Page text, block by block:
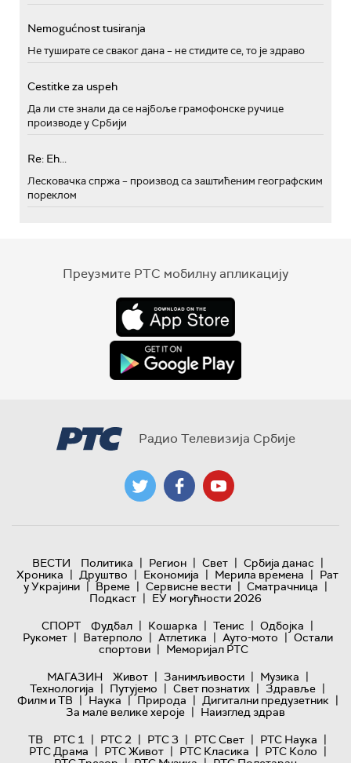
Nemogućnost tusiranja
Не туширате се сваког дана – не стидите се, то је здраво
Cestitke za uspeh
Да ли сте знали да се најбоље грамофонске ручице
производе у Србији
Re: Eh...
Лесковачка спржа – производ са заштићеним географским
пореклом
Преузмите РТС мобилну апликацију
Радио Телевизија Србије
ВЕСТИ Политика | Регион | Свет | Србија данас |
Хроника | Друштво | Економија | Мерила времена | Рат
у Украјини | Време | Сервисне вести | Сматрачница |
Подкаст | ЕУ могућности 2026
СПОРТ
Фудбал | Кошарка | Тенис | Одбојка |
Рукомет | Ватерполо | Атлетика | Ауто-мото | Остали
спортови | Меморијал РТС
МАГАЗИН
Живот | Занимљивости | Музика |
Технологијa | Путујемо | Свет познатих | Здравље |
Филм и ТВ | Наука | Природа | Дигитални предузетник |
За мале велике хероје | Наизглед здрав
ТВ
РТС 1 | РТС 2 | РТС 3 | РТС Свет | РТС Наука |
РТС Драма | РТС Живот | РТС Класика | РТС Коло |